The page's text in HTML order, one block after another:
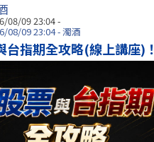
08/09 23:04 -
08/09 23:04 - 濁酒
台指期全攻略(線上講座)！